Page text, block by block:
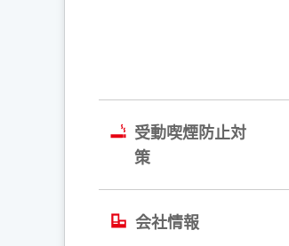
受動喫煙防止対
策
会社情報